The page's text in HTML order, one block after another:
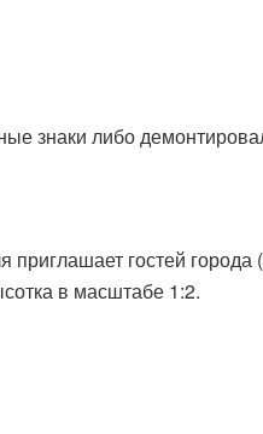
знаки либо
гостей города
в масштабе 1:2.